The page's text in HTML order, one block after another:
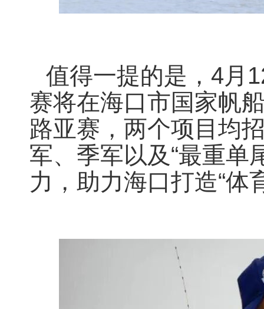
值得一提的是，4月
赛将在海口市国家帆
路亚赛，两个项目均
军、季军以及“最重单
力，助力海口打造“体